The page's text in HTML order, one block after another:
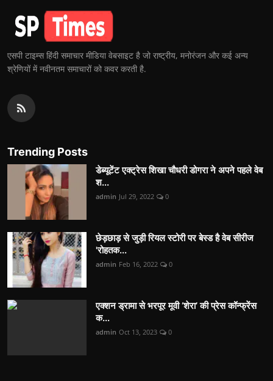
एसपी टाइम्स हिंदी समाचार मीडिया वेबसाइट है जो राष्ट्रीय, मनोरंजन और कई अन्य
श्रेणियों में नवीनतम समाचारों को कवर करती है.
Trending Posts
डेब्यूटेंट एक्ट्रेस शिखा चौधरी डोगरा ने अपने पहले वेब
श...
admin Jul 29, 2022 0
छेड़छाड़ से जुड़ी रियल स्टोरी पर बेस्ड है वेब सीरीज
'रोहतक...
admin Feb 16, 2022 0
एक्शन ड्रामा से भरपूर मूवी ‘शेरा’ की प्रेस कॉन्फ्रेंस
क...
admin Oct 13, 2023 0